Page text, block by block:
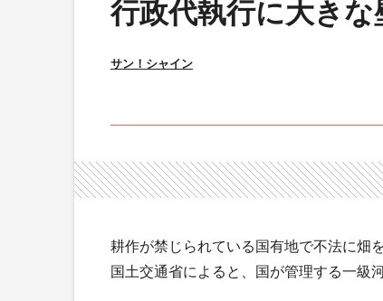
行政代執行に大きな
サン！シャイン
耕作が禁じられている国有地で不法に畑を
国土交通省によると、国が管理する一級